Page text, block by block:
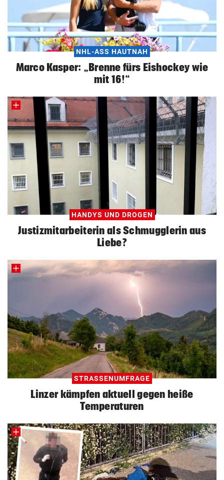
NHL-ASS HAUTNAH
Marco Kasper: „Brenne fürs Eishockey wie
mit 16!“
HANDYS UND DROGEN
Justizmitarbeiterin als Schmugglerin aus
Liebe?
STRASSENUMFRAGE
Linzer kämpfen aktuell gegen heiße
Temperaturen